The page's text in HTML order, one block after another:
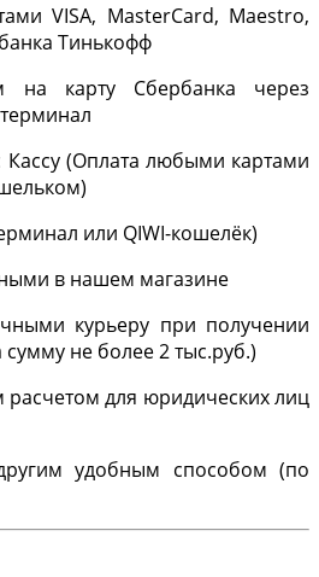
VISA, MasterCard, Maestro,
Тинькофф
на карту Сбербанка через
Кассу (Оплата любыми картами
или QIWI-кошелёк)
в нашем магазине
курьеру при получении
сумму не более 2 тыс.руб.)
для юридических лиц
удобным способом (по